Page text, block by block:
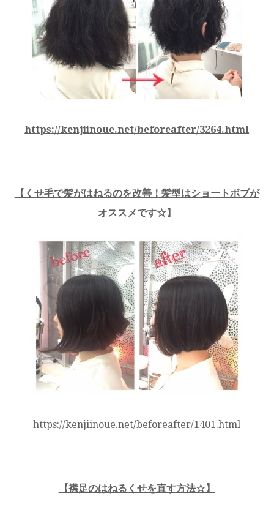
https://kenjiinoue.net/beforeafter/3264.html
【くせ毛で髪がはねるのを改善！髪型はショートボブが
オススメです☆】
https://kenjiinoue.net/beforeafter/1401.html
【襟足のはねるくせを直す方法☆】